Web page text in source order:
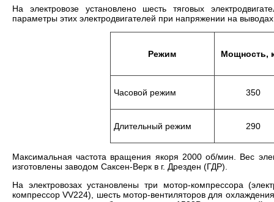
На электровозе установлено шесть тяговых
параметры этих электродвигателей при напряжении на
Режим Мощность,
Часовой режим 350
Длительный режим 290
Максимальная частота вращения якоря 2000 об/мин. Вес
изготовлены заводом Саксен-Верк в г. Дрезден (ГДР).
На электровозах установлены три мотор-компрессора
компрессор VV224), шесть мотор-вентиляторов для